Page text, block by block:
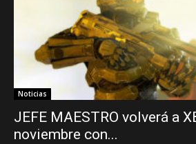
Noticias
JEFE MAESTRO volverá a
noviembre con...